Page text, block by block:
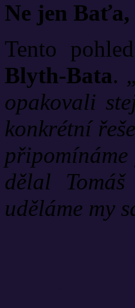
Ne jen Baťa,
Tento
Blyth-Bata.
opakovali
konkrétní
dělal
uděláme my